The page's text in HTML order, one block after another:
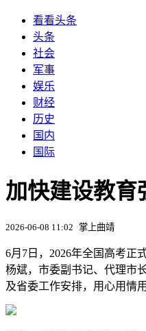
看看头条
头条
社会
军事
娱乐
财经
历史
国内
国际
加快建设教育
2026-06-08 11:02 掌上曲靖
6月7日，2026年全国高考正
杨斌，市委副书记、代理市
及省委工作安排，用心用情